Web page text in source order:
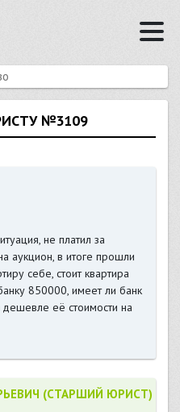
№3109
не платил за
аукцион, в итоге прошли
себе, стоит квартира
850000, имеет ли банк
дешевле её стоимости на
(СТАРШИЙ ЮРИСТ)